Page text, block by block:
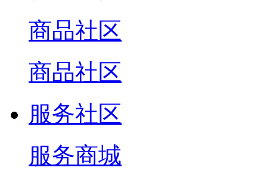
商品社区
商品社区
服务社区
服务商城